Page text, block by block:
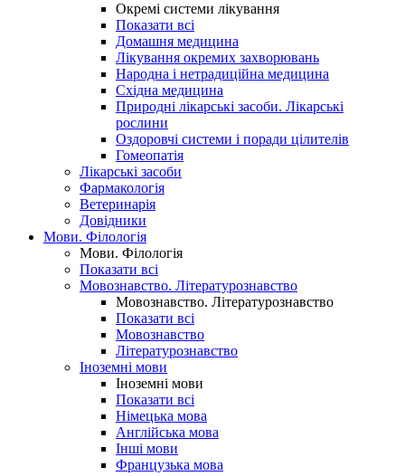
Окремі системи лікування
Показати всі
Домашня медицина
Лікування окремих захворювань
Народна і нетрадиційна медицина
Східна медицина
Природні лікарські засоби. Лікарські
рослини
Оздоровчі системи і поради цілителів
Гомеопатія
Лікарські засоби
Фармакологія
Ветеринарія
Довідники
Мови. Філологія
Мови. Філологія
Показати всі
Мовознавство. Літературознавство
Мовознавство. Літературознавство
Показати всі
Мовознавство
Літературознавство
Іноземні мови
Іноземні мови
Показати всі
Німецька мова
Англійська мова
Інші мови
Французька мова